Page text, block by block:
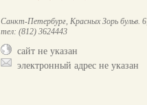
Санкт-Петербург, Красных Зорь бульв.
тел: (812) 3624443
сайт не указан
электронный адрес не указан